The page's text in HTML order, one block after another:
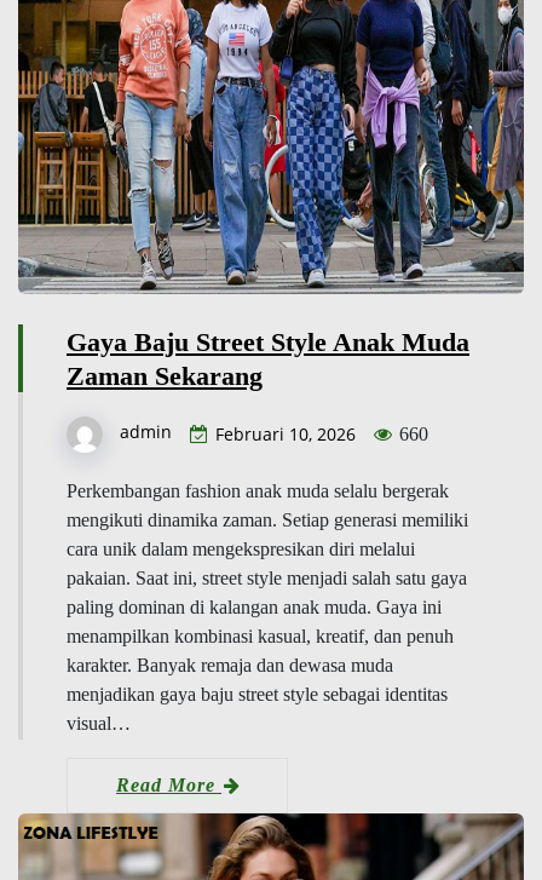
Gaya Baju Street Style Anak Muda
Zaman Sekarang
admin Februari 10, 2026 660
Perkembangan fashion anak muda selalu bergerak
mengikuti dinamika zaman. Setiap generasi memiliki
cara unik dalam mengekspresikan diri melalui
pakaian. Saat ini, street style menjadi salah satu gaya
paling dominan di kalangan anak muda. Gaya ini
menampilkan kombinasi kasual, kreatif, dan penuh
karakter. Banyak remaja dan dewasa muda
menjadikan gaya baju street style sebagai identitas
visual…
Read More